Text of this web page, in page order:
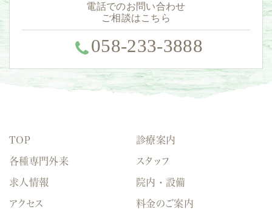
電話でのお問い合わせ
ご相談はこちら
058-233-3888
TOP 診療案内
各種専門外来 スタッフ
求人情報 院内・設備
アクセス 料金のご案内